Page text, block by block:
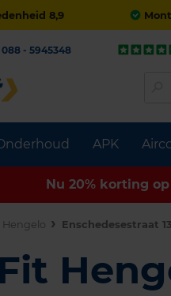
8,9
APK
088 - 5945348
Nu 20% korting op
Hengelo Enschedesestraat